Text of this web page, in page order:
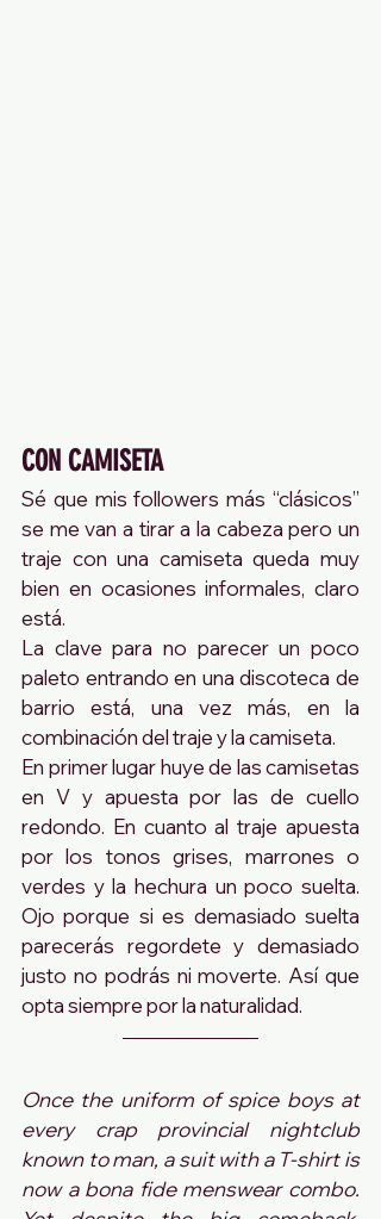
CON CAMISETA
Sé que mis followers más “clásicos”
se me van a tirar a la cabeza pero un
traje con una camiseta queda muy
bien en ocasiones informales, claro
está.
La clave para no parecer un poco
paleto entrando en una discoteca de
barrio está, una vez más, en la
combinación del traje y la camiseta.
En primer lugar huye de las camisetas
en V y apuesta por las de cuello
redondo. En cuanto al traje apuesta
por los tonos grises, marrones o
verdes y la hechura un poco suelta.
Ojo porque si es demasiado suelta
parecerás regordete y demasiado
justo no podrás ni moverte. Así que
opta siempre por la naturalidad.
Once the uniform of spice boys at
every crap provincial nightclub
known to man, a suit with a T-shirt is
now a bona fide menswear combo.